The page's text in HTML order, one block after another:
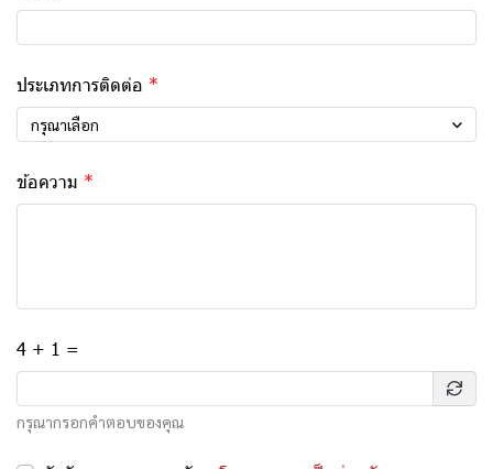
ประเภทการติดต่อ
กรุณาเลือก
ข้อความ
4 + 1 =
กรุณากรอกคำตอบของคุณ